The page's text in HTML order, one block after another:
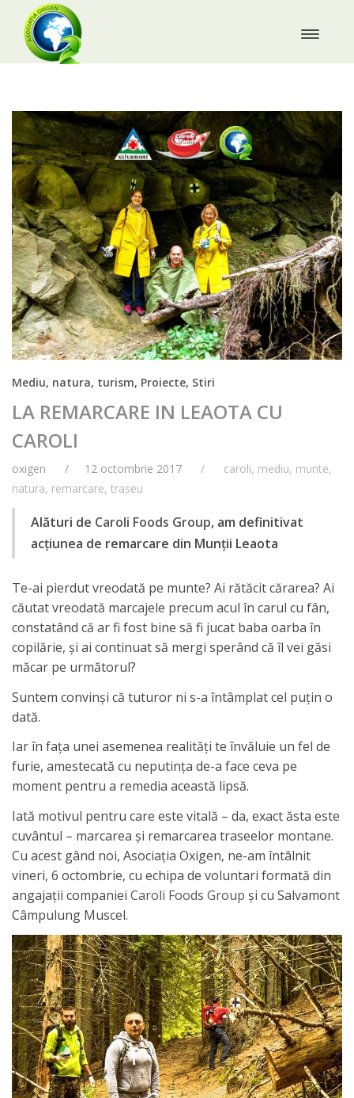
Mediu, natura, turism, Proiecte, Stiri
LA REMARCARE IN LEAOTA CU
CAROLI
oxigen 12 octombrie 2017 caroli, mediu, munte,
natura, remarcare, traseu
Alături de Caroli Foods Group, am definitivat
acțiunea de remarcare din Munții Leaota
Te-ai pierdut vreodată pe munte? Ai rătăcit cărarea? Ai
căutat vreodată marcajele precum acul în carul cu fân,
constatând că ar fi fost bine să fi jucat baba oarba în
copilărie, şi ai continuat să mergi sperând că îl vei găsi
măcar pe următorul?
Suntem convinși că tuturor ni s-a întâmplat cel puțin o
dată.
Iar în fața unei asemenea realități te învăluie un fel de
furie, amestecată cu neputința de-a face ceva pe
moment pentru a remedia această lipsă.
Iată motivul pentru care este vitală – da, exact ăsta este
cuvântul – marcarea și remarcarea traseelor montane.
Cu acest gând noi, Asociația Oxigen, ne-am întâlnit
vineri, 6 octombrie, cu echipa de voluntari formată din
angajații companiei Caroli Foods Group şi cu Salvamont
Câmpulung Muscel.